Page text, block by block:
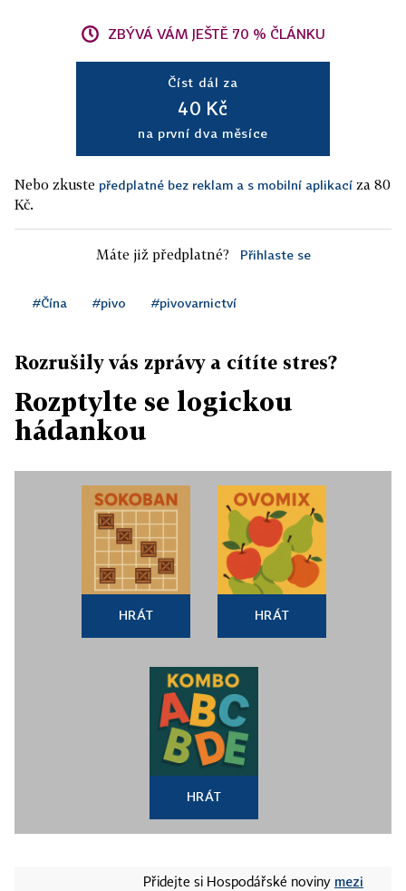
ZBÝVÁ VÁM JEŠTĚ 70 % ČLÁNKU
Číst dál za
40 Kč
na první dva měsíce
Nebo zkuste předplatné bez reklam a s mobilní aplikací za 80
Kč.
Máte již předplatné? Přihlaste se
#Čína #pivo #pivovarnictví
Rozrušily vás zprávy a cítíte stres?
Rozptylte se logickou
hádankou
HRÁT HRÁT
HRÁT
Přidejte si Hospodářské noviny mezi